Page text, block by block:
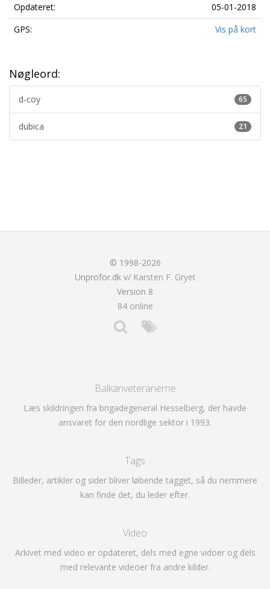
Opdateret:
05-01-2018
GPS:
Vis på kort
Nøgleord:
65
d-coy
21
dubica
© 1998-2026
Unprofor.dk v/ Karsten F. Gryet
Version 8
84 online
Balkanveteranerne
Læs skildringen fra brigadegeneral Hesselberg, der havde
ansvaret for den nordlige sektor i 1993.
Tags
Billeder, artikler og sider bliver løbende tagget, så du nemmere
kan finde det, du leder efter.
Video
Arkivet med video er opdateret, dels med egne vidoer og dels
med relevante videoer fra andre kilder.